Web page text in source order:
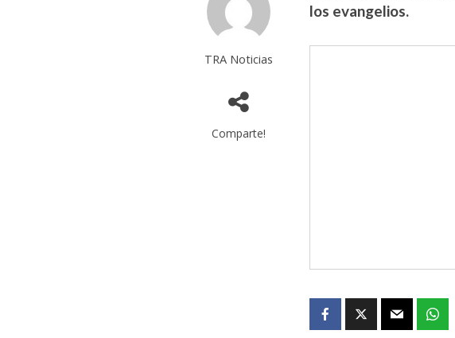
TRA Noticias
Comparte!
los evangelios.